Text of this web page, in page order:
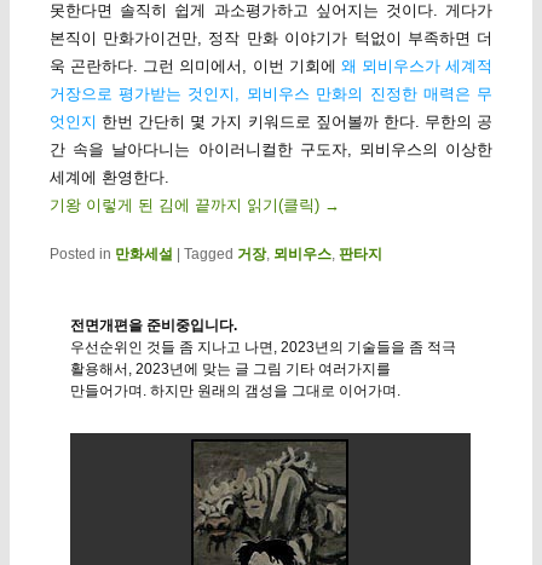
못한다면 솔직히 쉽게 과소평가하고 싶어지는 것이다. 게다가
본직이 만화가이건만, 정작 만화 이야기가 턱없이 부족하면 더
욱 곤란하다. 그런 의미에서, 이번 기회에 왜 뫼비우스가 세계적
거장으로 평가받는 것인지, 뫼비우스 만화의 진정한 매력은 무
엇인지 한번 간단히 몇 가지 키워드로 짚어볼까 한다. 무한의 공
간 속을 날아다니는 아이러니컬한 구도자, 뫼비우스의 이상한
세계에 환영한다.
기왕 이렇게 된 김에 끝까지 읽기(클릭) →
Posted in 만화세설 | Tagged 거장, 뫼비우스, 판타지
전면개편을 준비중입니다.
우선순위인 것들 좀 지나고 나면, 2023년의 기술들을 좀 적극
활용해서, 2023년에 맞는 글 그림 기타 여러가지를
만들어가며. 하지만 원래의 갬성을 그대로 이어가며.